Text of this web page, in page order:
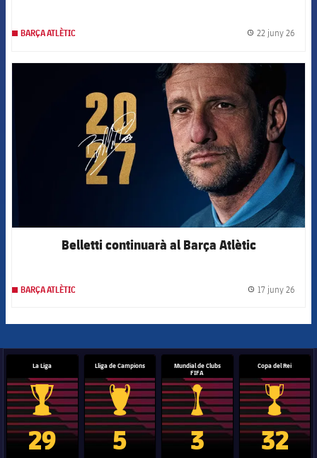
BARÇA ATLÈTIC 22 juny 26
FCB Barcelona badge
Belletti continuarà al Barça Atlètic
BARÇA ATLÈTIC 17 juny 26
La Liga
Trofeu de la Liga
29
Lliga de Campions
Trofeu de la Lliga de Campions
5
Mundial de Clubs
FIFA
Trofeu del Mundial de Clubs
3
Copa del Rei
Copa del
32